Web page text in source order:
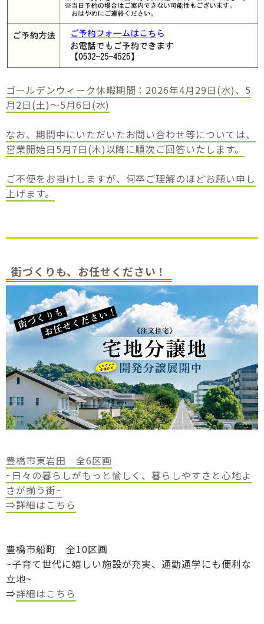
ゴールデンウィーク休暇期間：2026年4月29日(水)、5
月2日(土)～5月6日(水)
なお、期間中にいただいたお問い合わせ等については、
営業開始日5月7日(木)以降に順次ご回答いたします。
ご不便をお掛けしますが、何卒ご理解のほどお願い申し
上げます。
街づくりも、お任せください！
豊橋市東岩田 全6区画
~日々の暮らしがもっと愉しく、暮らしやすさと心地よ
さが揃う街~
⇒詳細はこちら
豊橋市船町 全10区画
~子育て世代に嬉しい施設が充実、通勤通学にも便利な
立地~
⇒詳細はこちら